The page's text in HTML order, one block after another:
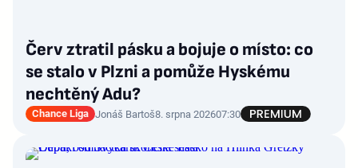
Červ ztratil pásku a bojuje o místo: co
se stalo v Plzni a pomůže Hyskému
nechtěný Adu?
Chance Liga Jonáš Bartoš8. srpna 202607:30